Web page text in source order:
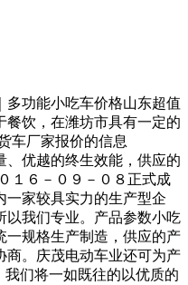
多功能小吃车价格山东超值
饮，在潍坊市具有一定的
厂家报价的信息
优越的终生效能，供应的
６－０９－０８正式成
一家较具实力的生产型企
我们专业。产品参数小吃
规格生产制造，供应的产
商。庆茂电动车业还可为产
们将一如既往的以优质的